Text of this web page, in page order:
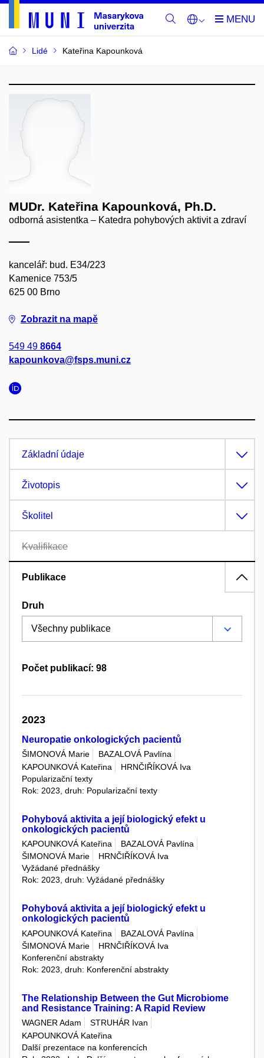
Lidé Kateřina Kapounková
MUDr. Kateřina Kapounková, Ph.D.
odborná asistentka – Katedra pohybových aktivit a zdraví
kancelář: bud. E34/223
Kamenice 753/5
625 00 Brno
Zobrazit na mapě
549 49 8664
kapounkova@fsps.muni.cz
Základní údaje
Životopis
Školitel
Kvalifikace
Publikace
Druh
Počet publikací: 98
2023
Neuropatie onkologických pacientů
ŠIMONOVÁ Marie
BAZALOVÁ Pavlína
KAPOUNKOVÁ Kateřina
HRNČIŘÍKOVÁ Iva
Popularizační texty
Rok: 2023, druh: Popularizační texty
Pohybová aktivita a její biologický efekt u
onkologických pacientů
KAPOUNKOVÁ Kateřina
BAZALOVÁ Pavlína
ŠIMONOVÁ Marie
HRNČIŘÍKOVÁ Iva
Vyžádané přednášky
Rok: 2023, druh: Vyžádané přednášky
Pohybová aktivita a její biologický efekt u
onkologických pacientů
KAPOUNKOVÁ Kateřina
BAZALOVÁ Pavlína
ŠIMONOVÁ Marie
HRNČIŘÍKOVÁ Iva
Konferenční abstrakty
Rok: 2023, druh: Konferenční abstrakty
The Relationship Between the Gut Microbiome
and Resistance Training: A Rapid Review
WAGNER Adam
STRUHÁR Ivan
KAPOUNKOVÁ Kateřina
Další prezentace na konferencích